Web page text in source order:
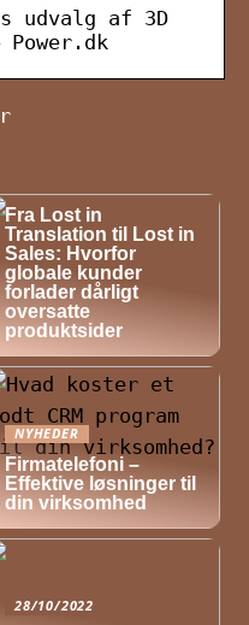
udvalg af 3D
Fra Lost in
Translation til Lost in
Sales: Hvorfor
globale kunder
forlader dårligt
oversatte
produktsider
NYHEDER
Firmatelefoni –
Effektive løsninger til
din virksomhed
28/10/2022